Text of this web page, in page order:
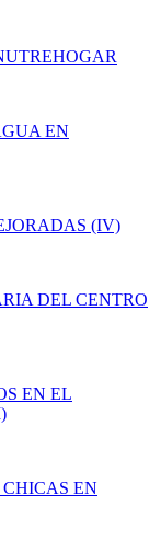
EN
(IV)
DEL CENTRO
EN EL
EN